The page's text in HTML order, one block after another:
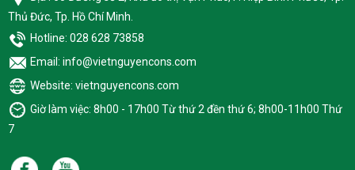
Thủ Đức, Tp. Hồ Chí Minh.
Hotline: 028 628 73858
Email: info@vietnguyencons.com
Website: vietnguyencons.com
Giờ làm việc: 8h00 - 17h00 Từ thứ 2 đền thứ 6; 8h00-11h00 Thứ
7